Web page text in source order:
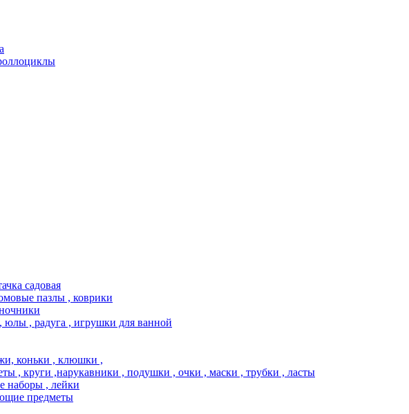
садовая
пазлы , коврики
, радуга , игрушки для ванной
коньки , клюшки ,
, круги ,нарукавники , подушки , очки , маски , трубки , ласты
наборы , лейки
предметы